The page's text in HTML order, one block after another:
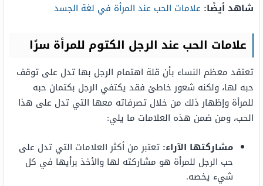
شاهد أيضًا: علامات الحب عند المرأة في لغة الجسد
علامات الحب عند الرجل الكتوم للمرأة سرًا
تعتقد معظم النساء بأن قلة اهتمام الرجل بها تدل على توقف
حبه لها، ولكنه شعور خاطئ فقد يكتفي الرجل بكتمان حبه
للمرأة وإظهار ذلك من خلال تصرفاته معها التي تدل على هذا
الحب، ومن ضمن هذه العلامات ما يلي:
مشاركتها الآراء: تعتبر من أكثر العلامات التي تدل على
حب الرجل للمرأة هو مشاركته لها والأخذ برأيها في كل
شيء يخصه.